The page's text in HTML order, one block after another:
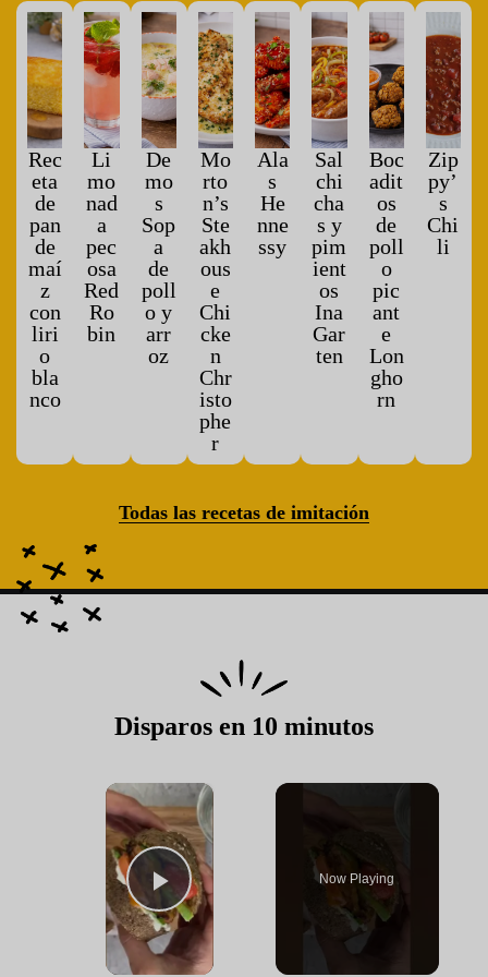
Rec
eta
de
pan
de
maí
z
con
liri
o
bla
nco
Li
mo
nad
a
pec
osa
Red
Ro
bin
De
mo
s
Sop
a
de
poll
o y
arr
oz
Mo
rto
n’s
Ste
akh
ous
e
Chi
cke
n
Chr
isto
phe
r
Ala
s
He
nne
ssy
Sal
chi
cha
s y
pim
ient
os
Ina
Gar
ten
Boc
adit
os
de
poll
o
pic
ant
e
Lon
gho
rn
Zip
py’
s
Chi
li
Todas las recetas de imitación
Disparos en 10 minutos
×
Play Video
Now Playing